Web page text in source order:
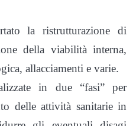
la ristrutturazione di
della viabilità interna,
allacciamenti e varie.
in due “fasi” per
delle attività sanitarie in